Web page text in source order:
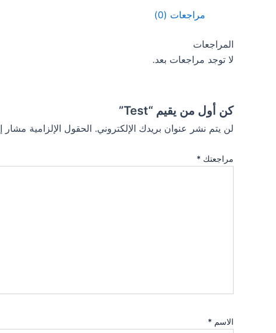
مراجعات (0)
المراجعات
لا توجد مراجعات بعد.
كن أول من يقيم “Test”
لن يتم نشر عنوان بريدك الإلكتروني. الحقول الإلزامية مشار
مراجعتك *
الاسم *